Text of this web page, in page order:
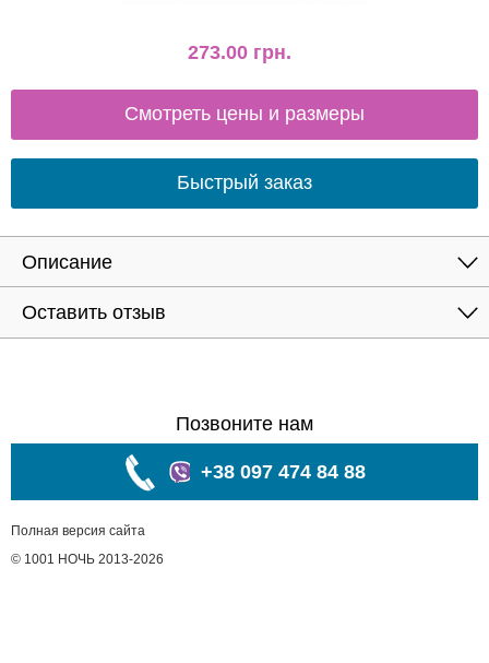
273.00 грн.
Смотреть цены и размеры
Быстрый заказ
Описание
Оставить отзыв
Позвоните нам
+38 097 474 84 88
Полная версия сайта
© 1001 НОЧЬ 2013-2026